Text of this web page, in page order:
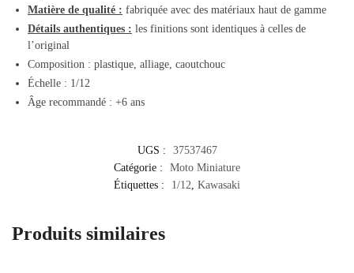
Matière de qualité : fabriquée avec des matériaux haut de gamme
Détails authentiques : les finitions sont identiques à celles de
l’original
Composition : plastique, alliage, caoutchouc
Échelle : 1/12
Âge recommandé : +6 ans
UGS :
37537467
Catégorie :
Moto Miniature
Étiquettes :
1/12, Kawasaki
Produits similaires